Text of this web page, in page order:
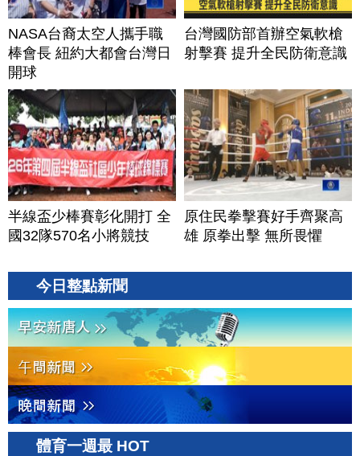
NASA台裔太空人攜手職
棒會長 紐約大都會台灣日
開球
台灣國防部首辦空氣軟槍
射擊賽 提升全民防衛意識
半線盃少棒賽彰化開打 全
國32隊570名小將競技
原住民拳擊賽好手齊聚高
雄 原拳出擊 無所畏懼
今日整點新聞
體育一週最 HOT